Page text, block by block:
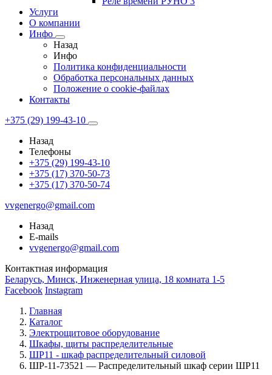
Услуги
О компании
Инфо
Назад
Инфо
Политика конфиденциальности
Обработка персональных данных
Положение о cookie-файлах
Контакты
+375 (29) 199-43-10
Назад
Телефоны
+375 (29) 199-43-10
+375 (17) 370-50-73
+375 (17) 370-50-74
vvgenergo@gmail.com
Назад
E-mails
vvgenergo@gmail.com
Контактная информация
Беларусь, Минск, Инженерная улица, 18 комната 1-5
Facebook Instagram
Главная
Каталог
Электрощитовое оборудование
Шкафы, щиты распределительные
ШР11 - шкаф распределительный силовой
ШР-11-73521 — Распределительный шкаф серии ШР11